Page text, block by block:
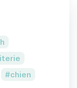
chien